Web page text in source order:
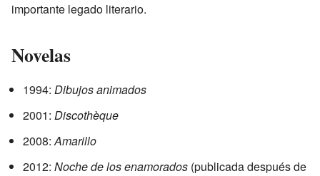
importante legado literario.
Novelas
1994: Dibujos animados
2001: Discothèque
2008:Amarillo
2012: Noche de los enamorados (publicada después de